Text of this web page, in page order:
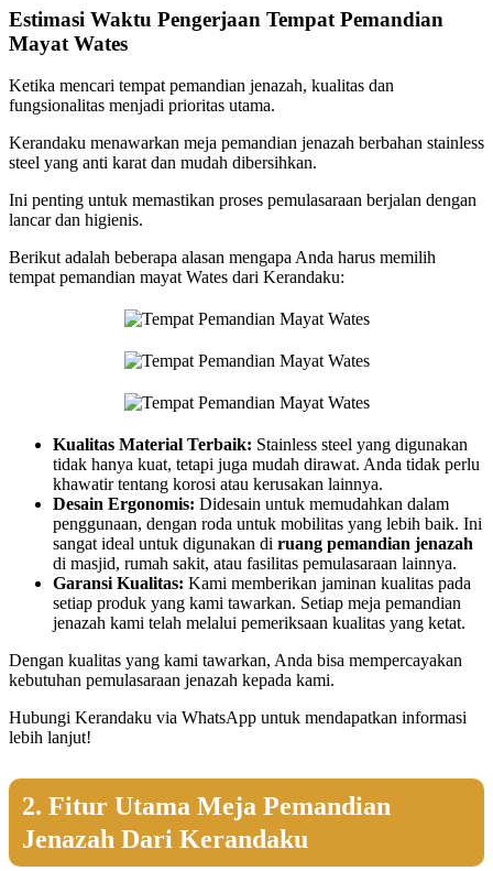
Estimasi Waktu Pengerjaan Tempat Pemandian
Mayat Wates
Ketika mencari tempat pemandian jenazah, kualitas dan
fungsionalitas menjadi prioritas utama.
Kerandaku menawarkan meja pemandian jenazah berbahan stainless
steel yang anti karat dan mudah dibersihkan.
Ini penting untuk memastikan proses pemulasaraan berjalan dengan
lancar dan higienis.
Berikut adalah beberapa alasan mengapa Anda harus memilih
tempat pemandian mayat Wates dari Kerandaku:
Kualitas Material Terbaik: Stainless steel yang digunakan
tidak hanya kuat, tetapi juga mudah dirawat. Anda tidak perlu
khawatir tentang korosi atau kerusakan lainnya.
Desain Ergonomis: Didesain untuk memudahkan dalam
penggunaan, dengan roda untuk mobilitas yang lebih baik. Ini
sangat ideal untuk digunakan di ruang pemandian jenazah
di masjid, rumah sakit, atau fasilitas pemulasaraan lainnya.
Garansi Kualitas: Kami memberikan jaminan kualitas pada
setiap produk yang kami tawarkan. Setiap meja pemandian
jenazah kami telah melalui pemeriksaan kualitas yang ketat.
Dengan kualitas yang kami tawarkan, Anda bisa mempercayakan
kebutuhan pemulasaraan jenazah kepada kami.
Hubungi Kerandaku via WhatsApp untuk mendapatkan informasi
lebih lanjut!
2. Fitur Utama Meja Pemandian
Jenazah Dari Kerandaku